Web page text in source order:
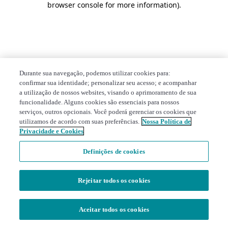
browser console for more information).
Durante sua navegação, podemos utilizar cookies para:
confirmar sua identidade; personalizar seu acesso; e acompanhar
a utilização de nossos websites, visando o aprimoramento de sua
funcionalidade. Alguns cookies são essenciais para nossos
serviços, outros opcionais. Você poderá gerenciar os cookies que
utilizamos de acordo com suas preferências. Nossa Política de
Privacidade e Cookies
Definições de cookies
Rejeitar todos os cookies
Aceitar todos os cookies